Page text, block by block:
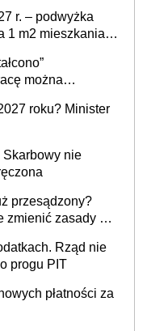
r. – podwyżka
1 m2 mieszkania,
można
wyjściem
roku? Minister
Skarbowy nie
przesądzony?
zmienić zasady gry
Rząd nie
progu PIT
płatności za